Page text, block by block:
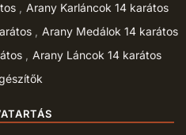
Arany Karláncok 14 karátos
Arany Medálok 14 karátos
Arany Láncok 14 karátos